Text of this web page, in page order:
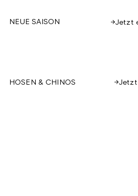
NEUE SAISON Jetzt
HOSEN & CHINOS Jetzt